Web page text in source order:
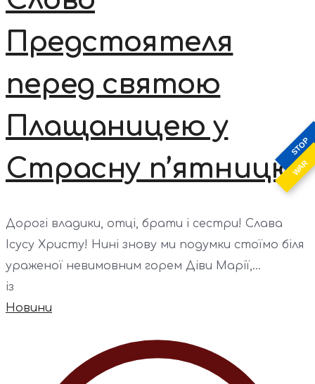
STOP
WAR
Предстоятеля
перед святою
Плащаницею у
Страсну п’ятницю
Дорогі владики, отці, брати і сестри! Слава
Ісусу Христу! Нині знову ми подумки стоїмо біля
ураженої невимовним горем Діви Марії,...
із
Новини